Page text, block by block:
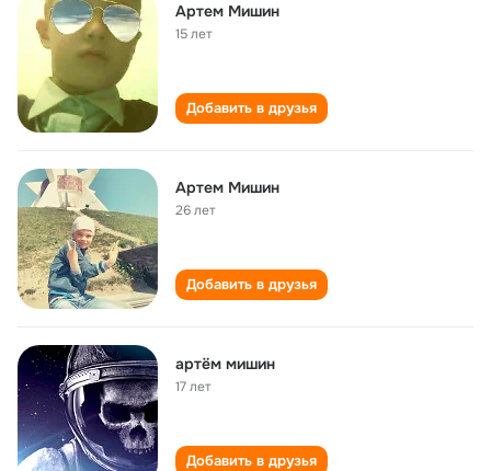
Артем Мишин
15 лет
Добавить в друзья
Артем Мишин
26 лет
Добавить в друзья
артём мишин
17 лет
Добавить в друзья